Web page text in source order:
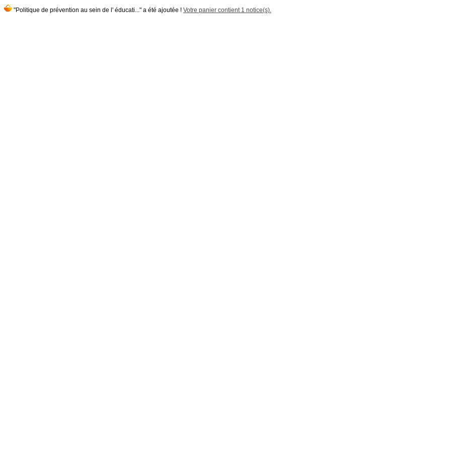
"Politique de prévention au sein de l' éducati..." a été ajoutée ! Votre panier contient 1 notice(s).